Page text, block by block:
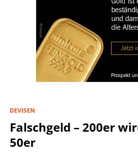
DEVISEN
Falschgeld – 200er
50er